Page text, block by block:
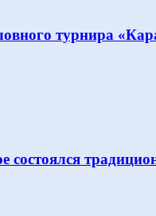
турнира